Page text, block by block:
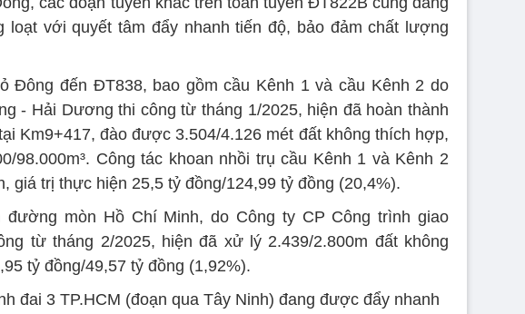
loạt với quyết tâm đẩy nhanh tiến độ, bảo đảm chất lượng
Đông đến ĐT838, bao gồm cầu Kênh 1 và cầu Kênh 2 do
- Hải Dương thi công từ tháng 1/2025, hiện đã hoàn thành
Km9+417, đào được 3.504/4.126 mét đất không thích hợp,
98.000m³. Công tác khoan nhồi trụ cầu Kênh 1 và Kênh 2
giá trị thực hiện 25,5 tỷ đồng/124,99 tỷ đồng (20,4%).
mòn Hồ Chí Minh, do Công ty CP Công trình giao
từ tháng 2/2025, hiện đã xử lý 2.439/2.800m đất không
tỷ đồng/49,57 tỷ đồng (1,92%).